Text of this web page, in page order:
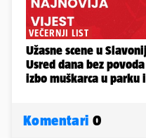
Komentari 0